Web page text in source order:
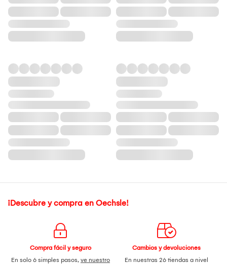
¡Descubre y compra en Oechsle!
Compra fácil y seguro
En solo 6 simples pasos, ve nuestro
Cambios y devoluciones
En nuestras 26 tiendas a nivel